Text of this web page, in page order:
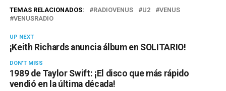
TEMAS RELACIONADOS: RADIOVENUS U2
VENUS
VENUSRADIO
UP NEXT
¡Keith Richards anuncia álbum en SOLITARIO!
DON'T MISS
1989 de Taylor Swift: ¡El disco que más rápido
vendió en la última década!